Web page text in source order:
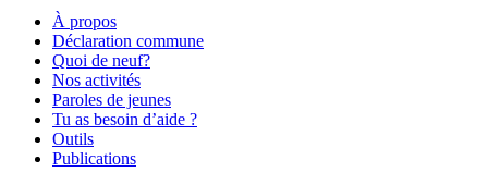
À propos
Déclaration commune
Quoi de neuf?
Nos activités
Paroles de jeunes
Tu as besoin d’aide ?
Outils
Publications